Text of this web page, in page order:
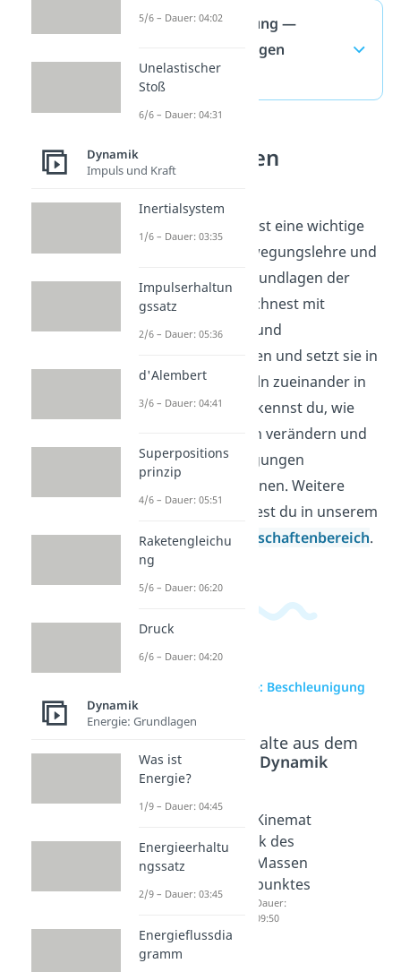
Beschleunigung —
häufigste Fragen
(ausklappen)
Bewegungen
verstehen
Beschleunigung ist eine wichtige
Größe in der Bewegungslehre und
gehört zu den Grundlagen der
Mechanik. Du rechnest mit
Strecken, Zeiten und
Geschwindigkeiten und setzt sie in
einfachen Formeln zueinander in
Beziehung. So erkennst du, wie
sich Bewegungen verändern und
wie Kräfte Bewegungen
beeinflussen können. Weitere
Videos dazu findest du in unserem
Ingenieurwissenschaftenbereich.
zur Videoseite: Beschleunigung
Beliebte Inhalte aus dem
Dynamik
unigun
g
berechn
en
04:22
ik
04:59
Kinemat
ik des
Massen
punktes
Dauer:
09:50
5/6 – Dauer: 04:02
Unelastischer
Stoß
6/6 – Dauer: 04:31
Dynamik
Impuls und Kraft
Inertialsystem
1/6 – Dauer: 03:35
Impulserhaltun
gssatz
2/6 – Dauer: 05:36
d'Alembert
3/6 – Dauer: 04:41
Superpositions
prinzip
4/6 – Dauer: 05:51
Raketengleichu
ng
5/6 – Dauer: 06:20
Druck
6/6 – Dauer: 04:20
Dynamik
Energie: Grundlagen
Was ist
Energie?
1/9 – Dauer: 04:45
Energieerhaltu
ngssatz
2/9 – Dauer: 03:45
Energieflussdia
gramm